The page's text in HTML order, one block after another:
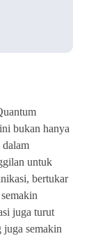
bukan hanya
dalam
untuk
bertukar
juga turut
juga semakin